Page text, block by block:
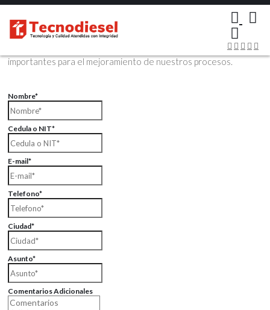
Contáctenos Vía Email
Envíenos sus datos con sus comentarios, sus opiniones son muy
importantes para el mejoramiento de nuestros procesos.
Nombre*
Cedula o NIT*
E-mail*
Telefono*
Ciudad*
Asunto*
Comentarios Adicionales